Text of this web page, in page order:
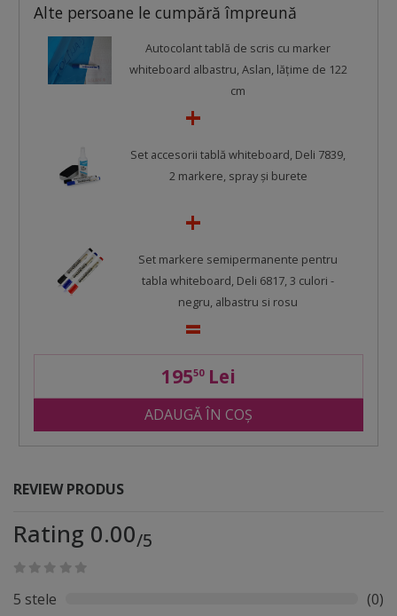
Alte persoane le cumpără împreună
Autocolant tablă de scris cu marker
whiteboard albastru, Aslan, lăţime de 122
cm
Set accesorii tablă whiteboard, Deli 7839,
2 markere, spray şi burete
Set markere semipermanente pentru
tabla whiteboard, Deli 6817, 3 culori -
negru, albastru si rosu
19550Lei
ADAUGĂ ÎN COȘ
REVIEW PRODUS
Rating 0.00/5
5 stele (0)